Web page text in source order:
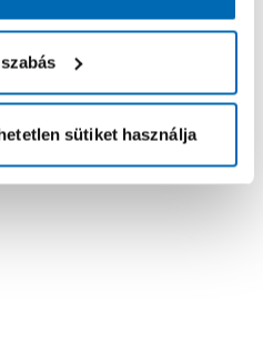
sütiket használja